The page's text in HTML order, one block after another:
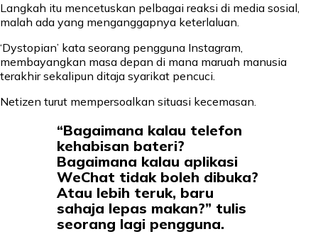
Langkah itu mencetuskan pelbagai reaksi di media sosial,
malah ada yang menganggapnya keterlaluan.
‘Dystopian’ kata seorang pengguna Instagram,
membayangkan masa depan di mana maruah manusia
terakhir sekalipun ditaja syarikat pencuci.
Netizen turut mempersoalkan situasi kecemasan.
“Bagaimana kalau telefon
kehabisan bateri?
Bagaimana kalau aplikasi
WeChat tidak boleh dibuka?
Atau lebih teruk, baru
sahaja lepas makan?” tulis
seorang lagi pengguna.